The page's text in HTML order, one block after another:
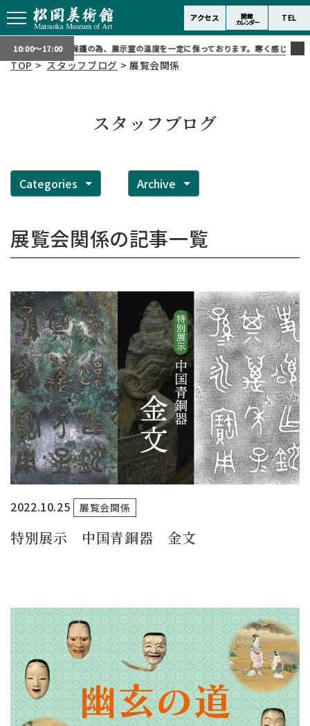
アクセス 開館
カレンダー TEL
10:00～17:00
：作品保護の為、展示室の温度を一定に保っております。寒く感じられる場合は
TOP>スタッフブログ > 展覧会関係
スタッフブログ
Categories Archive
展覧会関係の記事一覧
2022.10.25 展覧会関係
特別展示 中国青銅器 金文